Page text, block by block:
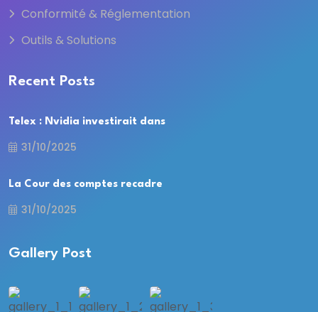
Conformité & Réglementation
Outils & Solutions
Recent Posts
Telex : Nvidia investirait dans
31/10/2025
La Cour des comptes recadre
31/10/2025
Gallery Post